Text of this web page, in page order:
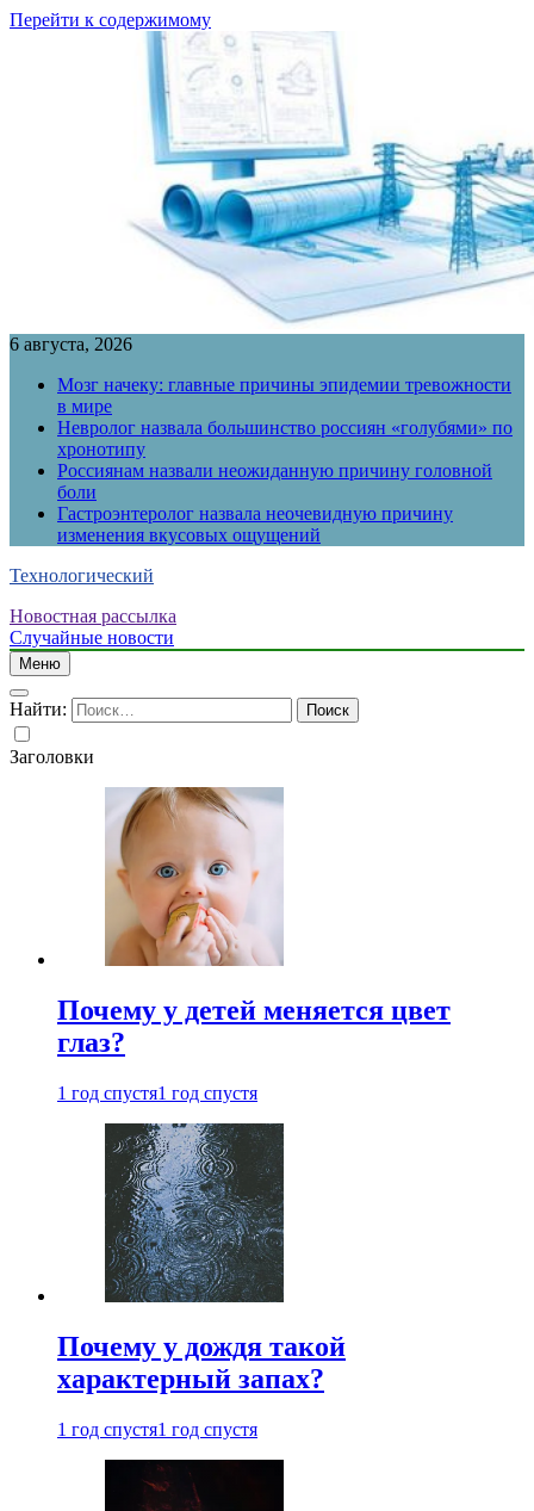
Перейти к содержимому
6 августа, 2026
Мозг начеку: главные причины эпидемии тревожности
в мире
Невролог назвала большинство россиян «голубями» по
хронотипу
Россиянам назвали неожиданную причину головной
боли
Гастроэнтеролог назвала неочевидную причину
изменения вкусовых ощущений
Технологический
Новостная рассылка
Случайные новости
Меню
Найти:
Заголовки
Почему у детей меняется цвет
глаз?
1 год спустя1 год спустя
Почему у дождя такой
характерный запах?
1 год спустя1 год спустя